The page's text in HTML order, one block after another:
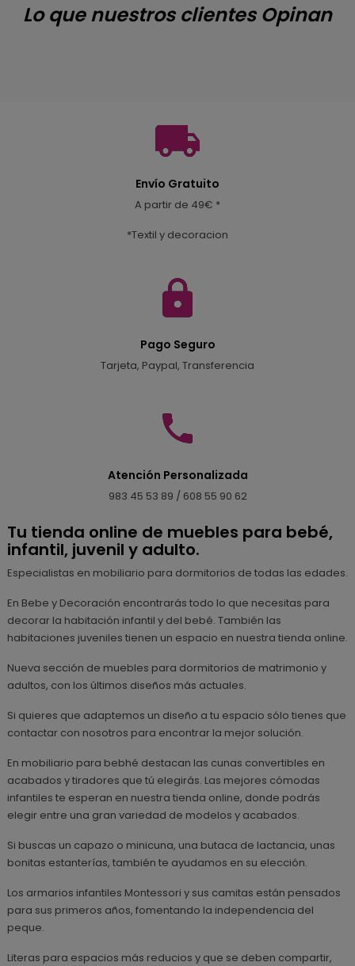
Lo que nuestros clientes Opinan
Envío Gratuito
A partir de 49€ *
*Textil y decoracion
Pago Seguro
Tarjeta, Paypal, Transferencia
Atención Personalizada
983 45 53 89 / 608 55 90 62
Tu tienda online de muebles para bebé,
infantil, juvenil y adulto.
Especialistas en mobiliario para dormitorios de todas las edades.
En Bebe y Decoración encontrarás todo lo que necesitas para
decorar la habitación infantil y del bebé. También las
habitaciones juveniles tienen un espacio en nuestra tienda online.
Nueva sección de muebles para dormitorios de matrimonio y
adultos, con los últimos diseños más actuales.
Si quieres que adaptemos un diseño a tu espacio sólo tienes que
contactar con nosotros para encontrar la mejor solución.
En mobiliario para bebhé destacan las cunas convertibles en
acabados y tiradores que tú elegirás. Las mejores cómodas
infantiles te esperan en nuestra tienda online, donde podrás
elegir entre una gran variedad de modelos y acabados.
Si buscas un capazo o minicuna, una butaca de lactancia, unas
bonitas estanterías, también te ayudamos en su elección.
Los armarios infantiles Montessori y sus camitas están pensados
para sus primeros años, fomentando la independencia del
peque.
Literas para espacios más reducios y que se deben compartir,